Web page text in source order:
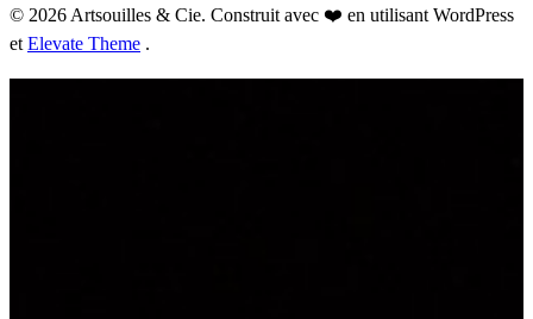
© 2026 Artsouilles & Cie. Construit avec ❤️ en utilisant WordPress
et Elevate Theme .